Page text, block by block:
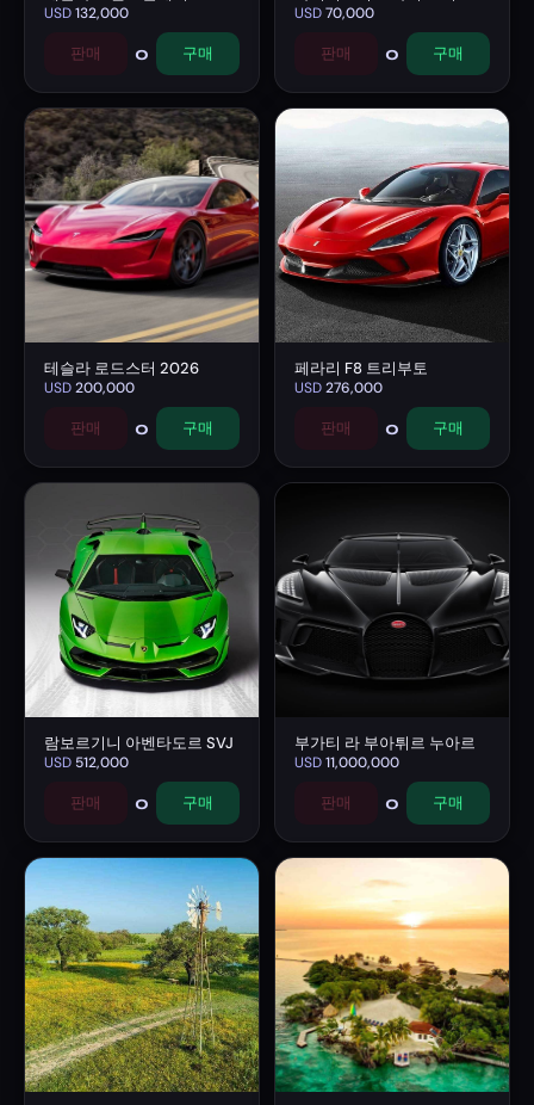
USD132,000
판매 0 구매
USD70,000
판매 0 구매
테슬라 로드스터 2026
USD200,000
판매 0 구매
페라리 F8 트리부토
USD276,000
판매 0 구매
람보르기니 아벤타도르 SVJ
USD 512,000
판매 0 구매
부가티 라 부아튀르 누아르
USD11,000,000
판매 0 구매